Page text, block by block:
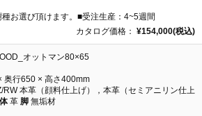
お選び頂けます。■受注生産：4~5週間
カタログ価格： ¥154,000(税込)
オットマン80×65
奥行650 × 高さ400mm
RW 本革（顔料仕上げ），本革（セミアニリン仕上
革 脚 無垢材